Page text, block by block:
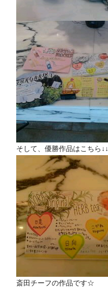
そして、優勝作品はこちら↓↓
斎田チーフの作品です☆